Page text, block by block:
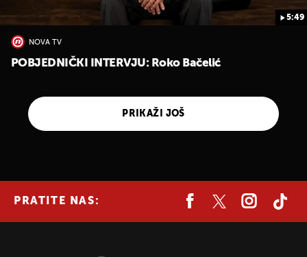
5:49
NOVA TV
POBJEDNIČKI INTERVJU: Roko Bačelić
PRIKAŽI JOŠ
PRATITE NAS: